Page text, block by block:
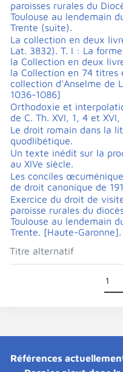
Titre alternatif
paroisses rurales du
Toulouse au lendemain
Trente (suite).
La collection en deux
Lat. 3832). T. I : La
la Collection en deux
la Collection en 74 titres
collection d'Anselme de
1036-1086]
Orthodoxie et
de C. Th. XVI, 1, 4 et XVI,
Le droit romain dans la
quodlibétique.
Un texte inédit sur la
au XIVe siècle.
Les conciles
de droit canonique de
Exercice du droit de
paroisse rurales du
Toulouse au lendemain
Trente. [Haute-Garonne].
Références